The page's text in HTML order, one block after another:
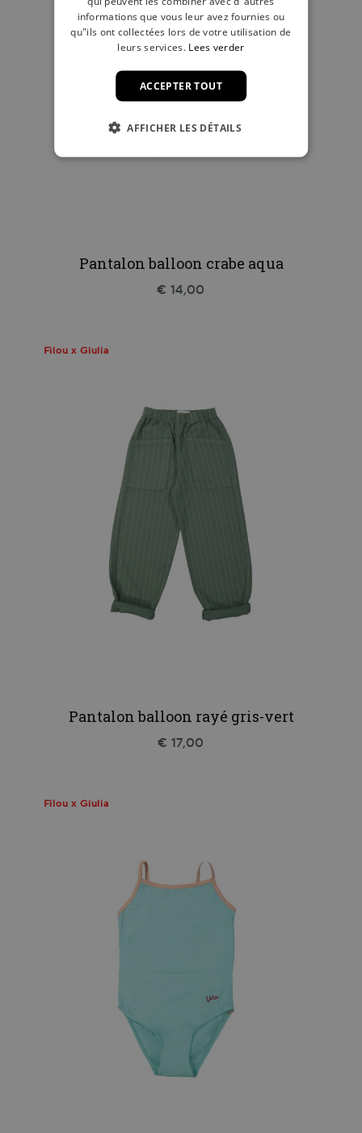
Pantalon balloon crabe aqua
€ 14,00
Filou x Giulia
Pantalon balloon rayé gris-vert
€ 17,00
Filou x Giulia
informations que vous leur avez fournies ou
qu"ils ont collectées lors de votre utilisation de
leurs services. Lees verder
ACCEPTER TOUT
AFFICHER LES DÉTAILS